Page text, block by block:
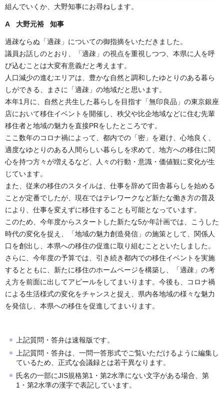
組んでいくか、大野知事にお尋ねします。
A 大野元裕 知事
過疎ならぬ「適疎」についての御指摘をいただきました。
議員お話しのとおり、「適疎」の視点を重視しつつ、本県に人を呼
び込むことは大変有意義だと考えます。
人口減少の進むエリアは、豊かな自然と調和したゆとりのある暮ら
しができる、まさに「適疎」の地域だと思います。
本年1月に、自然と共生した暮らしを目指す「無印良品」の東京銀座
店において移住イベントを開催し、秩父や比企地域などに住む先輩
移住者と地域の魅力を直接PRをしたところです。
ここ数年のコロナ禍によって、都内での「密」を避け、心地良く、
適度なゆとりのある人間らしい暮らしを求めて、地方への移住に関
心を持つ方々が増えるなど、人々の行動・意識・価値観に変化が生
じています。
また、従来の移住のスタイルは、仕事を辞めて田舎暮らしを始める
ことが定番でしたが、現在ではテレワークなど新たな働き方の普及
により、仕事を変えずに移住することも可能となっています。
このため、今年度からスタートした新たな5か年計画では、こうした
時代の変化を捉え、「地域の魅力創造発信」の施策として、関係人
口を創出し、本県への移住の促進に取り組むことといたしました。
さらに、今年度の予算では、引き続き都内での移住イベントを実施
するとともに、新たに移住のホームページを構築し、「適疎」の考
え方を前面に出してアピールをしてまいります。今後も、コロナ禍
による生活様式の変化をチャンスと捉え、県内各地域の様々な魅力
を発信し、本県への移住を促進してまいります。
上記質問・答弁は速報版です。
上記質問・答弁は、一問一答形式でご覧いただけるように編集し
ているため、正式な会議録とは若干異なります。
氏名の一部にJIS規格第1・第2水準にない文字がある場合、第
1・第2水準の漢字で表記しています。